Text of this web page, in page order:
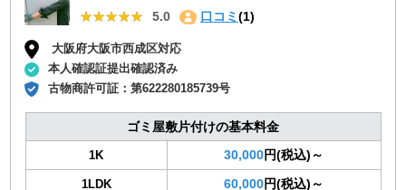
★★★★★
★★★★★ 5.0 口コミ (1)
大阪府大阪市西成区対応
本人確認証提出確認済み
古物商許可証：第622280185739号
ゴミ屋敷片付けの基本料金
1K 30,000円(税込)～
1LDK 60,000円(税込)～